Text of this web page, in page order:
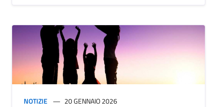
NOTIZIE 20 GENNAIO 2026